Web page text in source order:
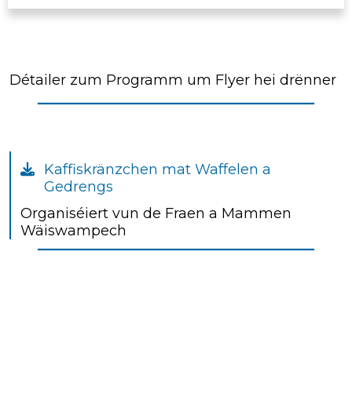
Détailer zum Programm um Flyer hei drënner
Kaffiskränzchen mat Waffelen a
Gedrengs
Organiséiert vun de Fraen a Mammen
Wäiswampech